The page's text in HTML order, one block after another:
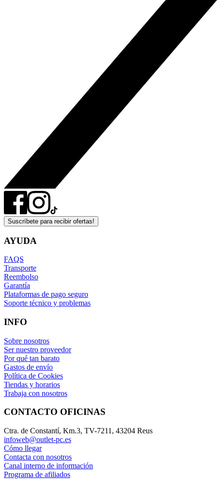
Suscríbete para recibir ofertas!
AYUDA
FAQS
Transporte
Reembolso
Garantía
Plataformas de pago seguro
Soporte técnico y problemas
INFO
Sobre nosotros
Ser nuestro proveedor
Por qué tan barato
Gastos de envío
Política de Cookies
Tiendas y horarios
Trabaja con nosotros
CONTACTO OFICINAS
Ctra. de Constantí, Km.3, TV-7211, 43204 Reus
infoweb@outlet-pc.es
Cómo llegar
Contacta con nosotros
Canal interno de información
Programa de afiliados